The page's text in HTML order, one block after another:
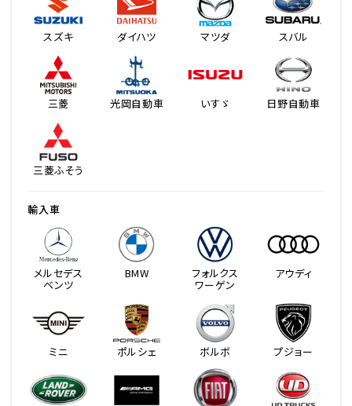
スズキ ダイハツ マツダ スバル
三菱 光岡自動車 いすゞ 日野自動車
三菱ふそう
輸入車
メルセデス
ベンツ
BMW フォルクス
ワーゲン
アウディ
ミニ ポルシェ ボルボ プジョー